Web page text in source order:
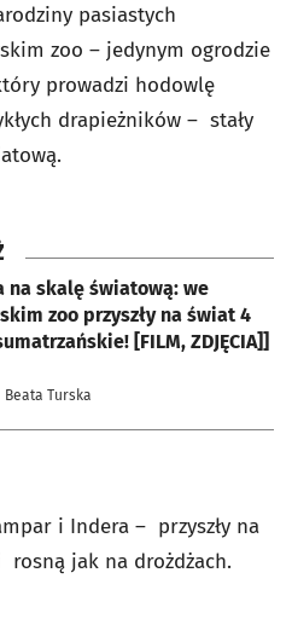
pasiastych
zoo – jedynym ogrodzie
prowadzi hodowlę
drapieżników – stały
na skalę światową: we
zoo przyszły na świat 4
[FILM, ZDJĘCIA]]
| Beata Turska
i Indera – przyszły na
jak na drożdżach.